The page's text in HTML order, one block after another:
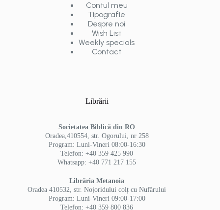
Contul meu
Tipografie
Despre noi
Wish List
Weekly specials
Contact
Librării
Societatea Biblică din RO
Oradea,410554, str. Ogorului, nr 258
Program: Luni-Vineri 08:00-16:30
Telefon: +40 359 425 990
Whatsapp: +40 771 217 155
Librăria Metanoia
Oradea 410532, str. Nojoridului colț cu Nufărului
Program: Luni-Vineri 09:00-17:00
Telefon: +40 359 800 836